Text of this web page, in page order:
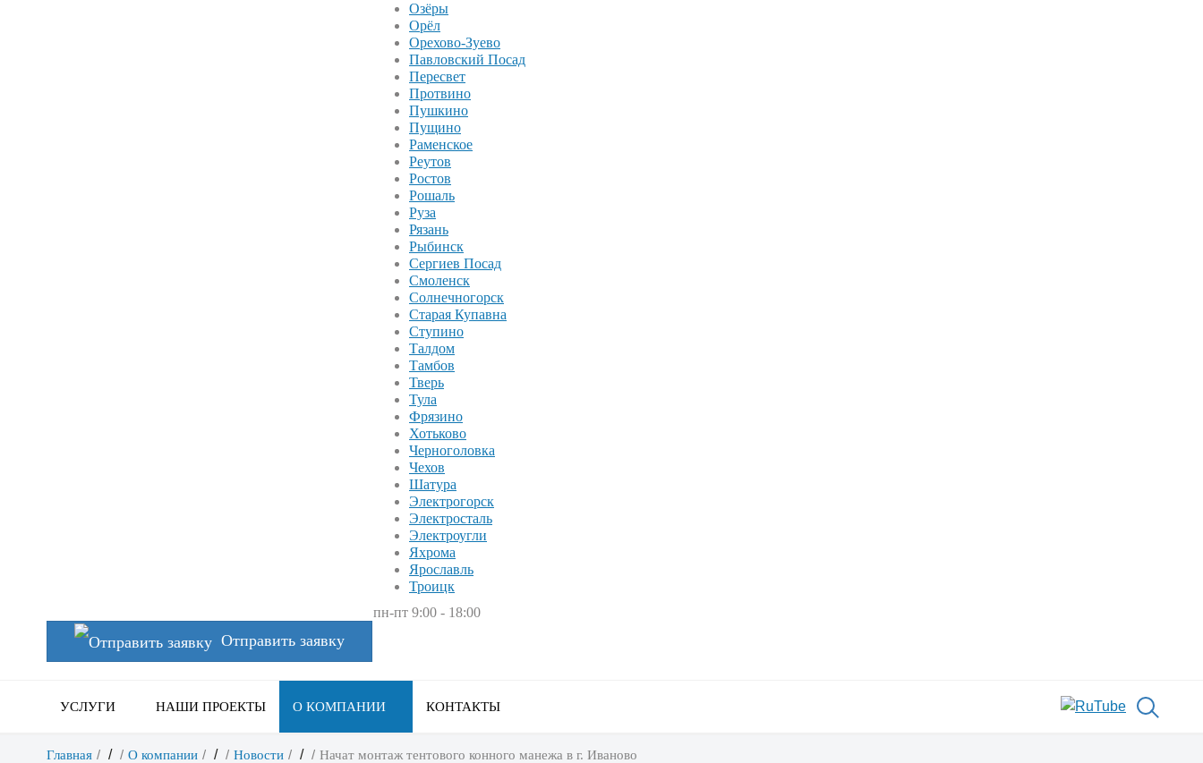
Озёры
Орёл
Орехово-Зуево
Павловский Посад
Пересвет
Протвино
Пушкино
Пущино
Раменское
Реутов
Ростов
Рошаль
Руза
Рязань
Рыбинск
Сергиев Посад
Смоленск
Солнечногорск
Старая Купавна
Ступино
Талдом
Тамбов
Тверь
Тула
Фрязино
Хотьково
Черноголовка
Чехов
Шатура
Электрогорск
Электросталь
Электроугли
Яхрома
Ярославль
Троицк
пн-пт 9:00 - 18:00
Отправить заявку
УСЛУГИ НАШИ ПРОЕКТЫ О КОМПАНИИ КОНТАКТЫ
Главная / О компании / Новости / Начат монтаж тентового конного манежа в г. Иваново